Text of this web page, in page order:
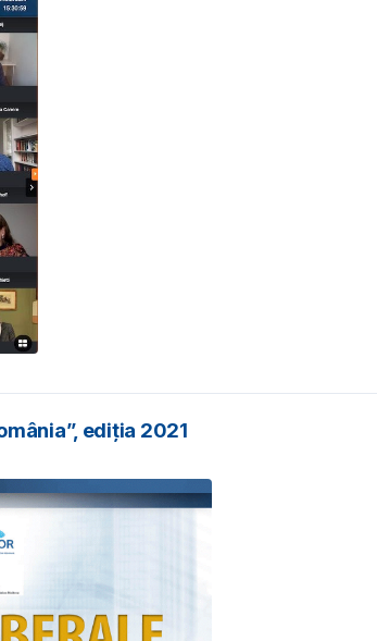
ediția 2021